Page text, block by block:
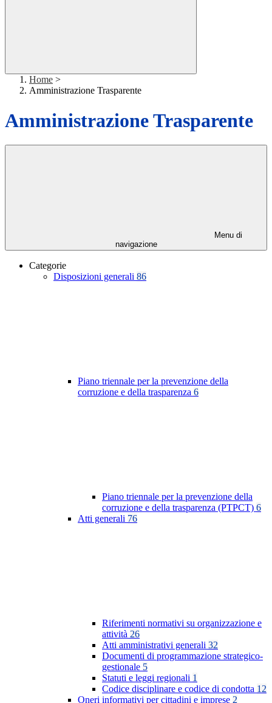
Home >
Amministrazione Trasparente
Amministrazione Trasparente
Menu di
navigazione
Categorie
Disposizioni generali 86
Piano triennale per la prevenzione della
corruzione e della trasparenza 6
Piano triennale per la prevenzione della
corruzione e della trasparenza (PTPCT) 6
Atti generali 76
Riferimenti normativi su organizzazione e
attività 26
Atti amministrativi generali 32
Documenti di programmazione strategico-
gestionale 5
Statuti e leggi regionali 1
Codice disciplinare e codice di condotta 12
Oneri informativi per cittadini e imprese 2